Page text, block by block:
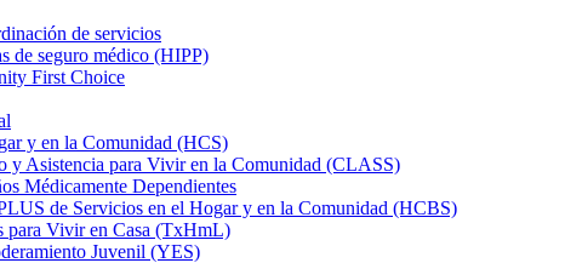
de servicios
de seguro médico (HIPP)
First Choice
y en la Comunidad (HCS)
y Asistencia para Vivir en la Comunidad (CLASS)
Médicamente Dependientes
de Servicios en el Hogar y en la Comunidad (HCBS)
para Vivir en Casa (TxHmL)
Juvenil (YES)